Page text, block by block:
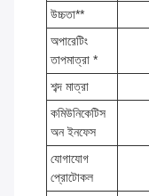
উচ্চতা**
অপারেটিং
তাপমাত্রা *
শব্দ মাত্রা
কমিউনিকেটিস
অন ইনফেস
যোগাযোগ
প্রোটোকল